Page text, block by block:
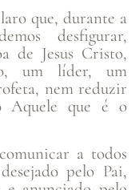
que, durante a
desfigurar,
de Jesus Cristo,
um líder, um
nem reduzir
Aquele que é o
a todos
pelo Pai,